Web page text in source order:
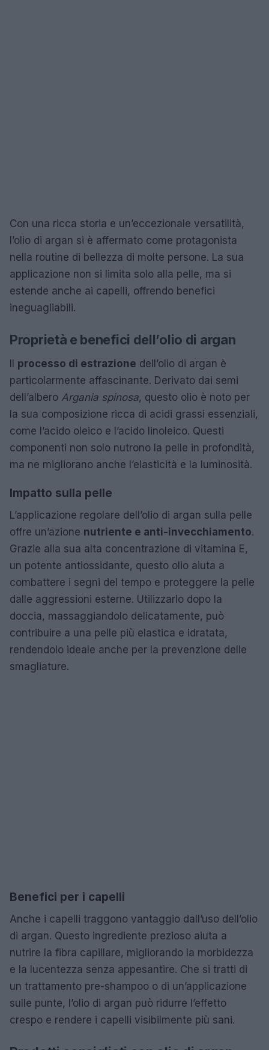
Con una ricca storia e un’eccezionale versatilità,
l’olio di argan si è affermato come protagonista
nella routine di bellezza di molte persone. La sua
applicazione non si limita solo alla pelle, ma si
estende anche ai capelli, offrendo benefici
ineguagliabili.
Proprietà e benefici dell’olio di argan
Il processo di estrazione dell’olio di argan è
particolarmente affascinante. Derivato dai semi
dell’albero Argania spinosa, questo olio è noto per
la sua composizione ricca di acidi grassi essenziali,
come l’acido oleico e l’acido linoleico. Questi
componenti non solo nutrono la pelle in profondità,
ma ne migliorano anche l’elasticità e la luminosità.
Impatto sulla pelle
L’applicazione regolare dell’olio di argan sulla pelle
offre un’azione nutriente e anti-invecchiamento.
Grazie alla sua alta concentrazione di vitamina E,
un potente antiossidante, questo olio aiuta a
combattere i segni del tempo e proteggere la pelle
dalle aggressioni esterne. Utilizzarlo dopo la
doccia, massaggiandolo delicatamente, può
contribuire a una pelle più elastica e idratata,
rendendolo ideale anche per la prevenzione delle
smagliature.
Benefici per i capelli
Anche i capelli traggono vantaggio dall’uso dell’olio
di argan. Questo ingrediente prezioso aiuta a
nutrire la fibra capillare, migliorando la morbidezza
e la lucentezza senza appesantire. Che si tratti di
un trattamento pre-shampoo o di un’applicazione
sulle punte, l’olio di argan può ridurre l’effetto
crespo e rendere i capelli visibilmente più sani.